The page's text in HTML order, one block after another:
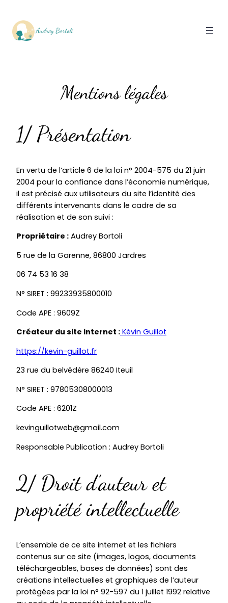
Mentions légales
1/ Présentation
En vertu de l’article 6 de la loi n° 2004-575 du 21 juin
2004 pour la confiance dans l’économie numérique,
il est précisé aux utilisateurs du site l’identité des
différents intervenants dans le cadre de sa
réalisation et de son suivi :
Propriétaire : Audrey Bortoli
5 rue de la Garenne, 86800 Jardres
06 74 53 16 38
N° SIRET : 99233935800010
Code APE : 9609Z
Créateur du site internet : Kévin Guillot
https://kevin-guillot.fr
23 rue du belvédère 86240 Iteuil
N° SIRET : 97805308000013
Code APE : 6201Z
kevinguillotweb@gmail.com
Responsable Publication : Audrey Bortoli
2/ Droit d’auteur et
propriété intellectuelle
L’ensemble de ce site internet et les fichiers
contenus sur ce site (images, logos, documents
téléchargeables, bases de données) sont des
créations intellectuelles et graphiques de l’auteur
protégées par la loi n° 92-597 du 1 juillet 1992 relative